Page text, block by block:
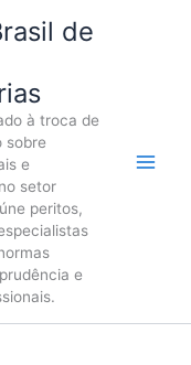
de
à troca de
sobre
e
setor
peritos,
e